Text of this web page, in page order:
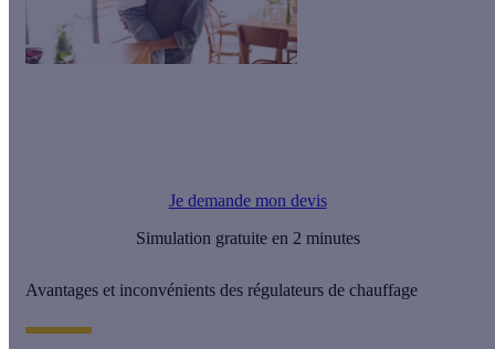
Je demande mon devis
Simulation gratuite en 2 minutes
Avantages et inconvénients des régulateurs de chauffage